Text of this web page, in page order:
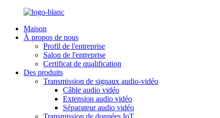
Maison
À propos de nous
Profil de l'entreprise
Salon de l'entreprise
Certificat de qualification
Des produits
Transmission de signaux audio-vidéo
Câble audio vidéo
Extension audio vidéo
Séparateur audio vidéo
Transmission de données IoT